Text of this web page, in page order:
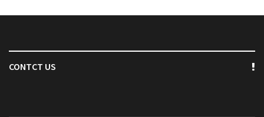
CONTCT US